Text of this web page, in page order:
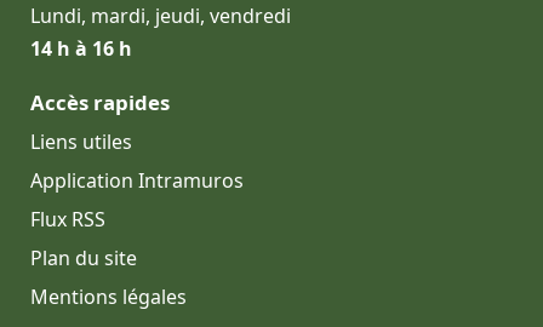
Lundi, mardi, jeudi, vendredi
14 h à 16 h
Accès rapides
Liens utiles
Application Intramuros
Flux RSS
Plan du site
Mentions légales